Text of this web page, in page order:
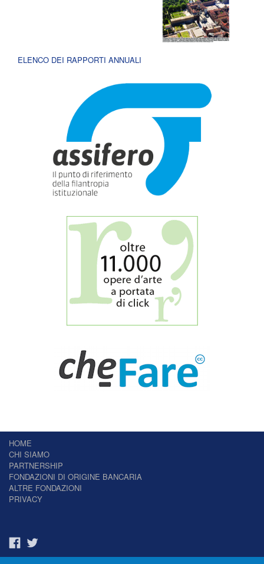
ELENCO DEI RAPPORTI ANNUALI
HOME
CHI SIAMO
PARTNERSHIP
FONDAZIONI DI ORIGINE BANCARIA
ALTRE FONDAZIONI
PRIVACY